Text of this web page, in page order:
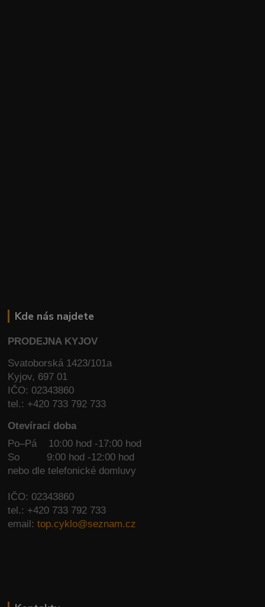
Kde nás najdete
PRODEJNA KYJOV
Svatoborská 1423/101a
Kyjov, 697 01
IČO: 02343860
tel.: +420 733 792 733
Otevírací doba
Po–Pá 10:00 hod -17:00 hod
So
9:00 hod -12:00 hod
nebo dle telefonické domluvy
IČO: 02343860
tel.: +420 733 792 733
email:top.cyklo@seznam.cz